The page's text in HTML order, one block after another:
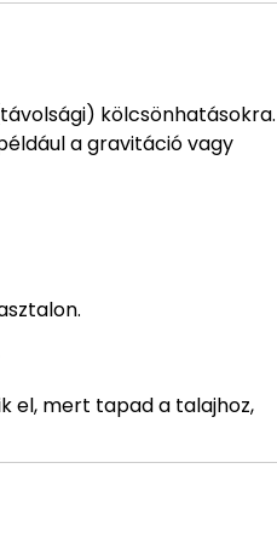
kölcsönhatásokra.
a gravitáció vagy
el, mert tapad a talajhoz,